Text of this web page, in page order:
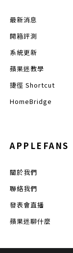
最新消息
開箱評測
系統更新
蘋果迷教學
捷徑 Shortcut
HomeBridge
APPLEFANS
關於我們
聯絡我們
發表會直播
蘋果迷聊什麼